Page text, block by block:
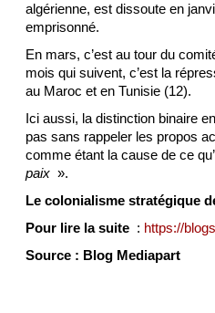
algérienne, est dissoute en
emprisonné.
En mars, c’est au tour du
mois qui suivent, c’est la
au Maroc et en Tunisie (12).
Ici aussi, la distinction binaire
pas sans rappeler les propos
comme étant la cause de ce
paix ».
Le colonialisme stratégique
Pour lire la suite : https://
Source : Blog Mediapart